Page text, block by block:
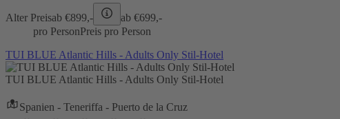
Alter Preisab €899,- ab €699,-
pro PersonPreis pro Person
TUI BLUE Atlantic Hills - Adults Only Stil-Hotel
TUI BLUE Atlantic Hills - Adults Only Stil-Hotel
Spanien - Teneriffa - Puerto de la Cruz